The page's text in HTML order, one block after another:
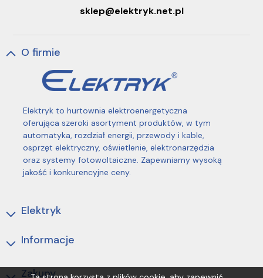
sklep@elektryk.net.pl
O firmie
Elektryk to hurtownia elektroenergetyczna
oferująca szeroki asortyment produktów, w tym
automatyka, rozdział energii, przewody i kable,
osprzęt elektryczny, oświetlenie, elektronarzędzia
oraz systemy fotowoltaiczne. Zapewniamy wysoką
jakość i konkurencyjne ceny.
Elektryk
Informacje
Zakupy